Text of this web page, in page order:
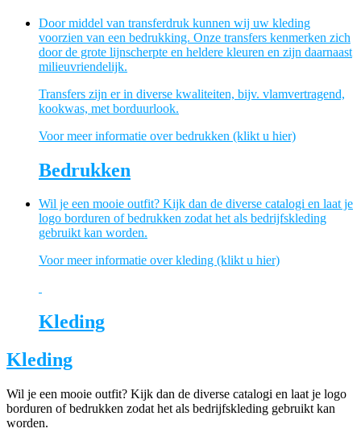
Door middel van transferdruk kunnen wij uw kleding
voorzien van een bedrukking. Onze transfers kenmerken zich
door de grote lijnscherpte en heldere kleuren en zijn daarnaast
milieuvriendelijk.
Transfers zijn er in diverse kwaliteiten, bijv. vlamvertragend,
kookwas, met borduurlook.
Voor meer informatie over bedrukken (klikt u hier)
Bedrukken
Wil je een mooie outfit? Kijk dan de diverse catalogi en laat je
logo borduren of bedrukken zodat het als bedrijfskleding
gebruikt kan worden.
Voor meer informatie over kleding (klikt u hier)
Kleding
Kleding
Wil je een mooie outfit? Kijk dan de diverse catalogi en laat je logo
borduren of bedrukken zodat het als bedrijfskleding gebruikt kan
worden.